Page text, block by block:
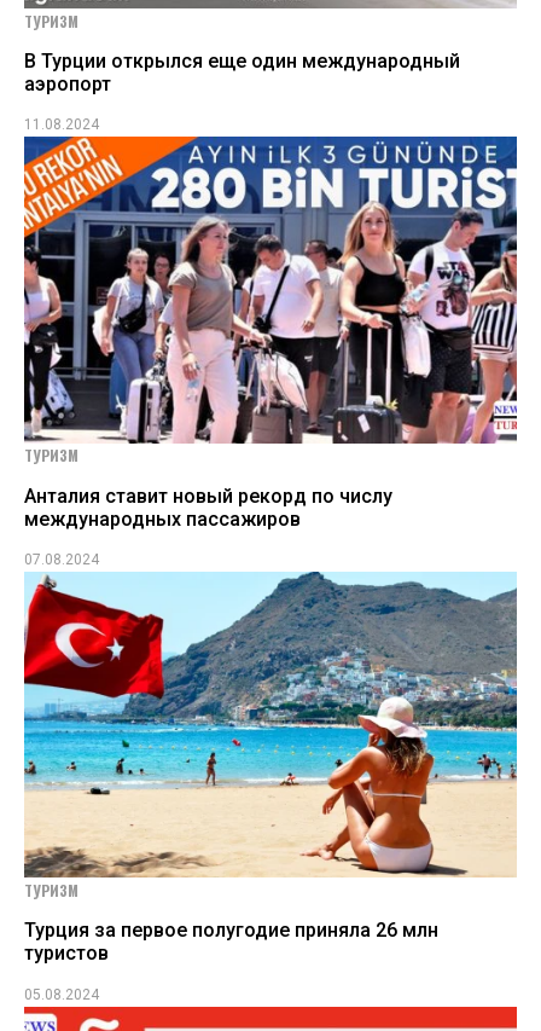
ТУРИЗМ
В Турции открылся еще один международный
аэропорт
11.08.2024
ТУРИЗМ
Анталия ставит новый рекорд по числу
международных пассажиров
07.08.2024
ТУРИЗМ
Турция за первое полугодие приняла 26 млн
туристов
05.08.2024